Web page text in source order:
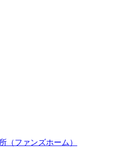
（ファンズホーム）